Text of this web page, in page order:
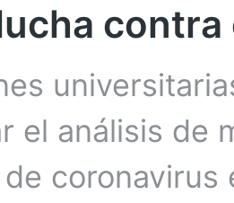
contra
el análisis de
coronavirus